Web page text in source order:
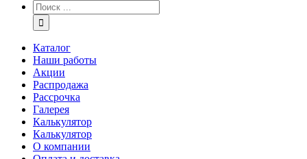
Каталог
Наши работы
Акции
Распродажа
Рассрочка
Галерея
Калькулятор
Калькулятор
О компании